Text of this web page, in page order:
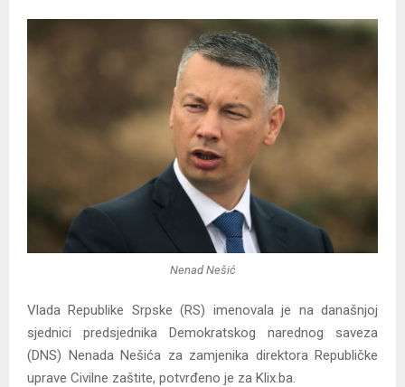
Y
Nenad Nešić
Vlada Republike Srpske (RS) imenovala je na današnjoj
sjednici predsjednika Demokratskog narednog saveza
(DNS) Nenada Nešića za zamjenika direktora Republičke
uprave Civilne zaštite, potvrđeno je za Klix.ba.